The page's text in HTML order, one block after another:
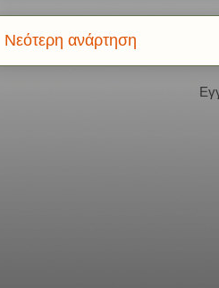
Νεότερη ανάρτηση